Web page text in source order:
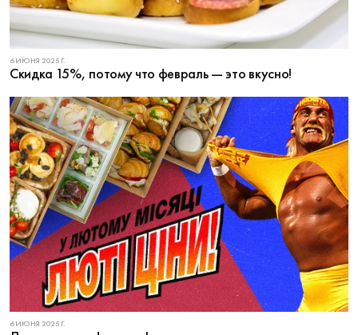
6 ИЮНЯ 2025 Г.
Скидка 15%, потому что февраль — это вкусно!
6 ИЮНЯ 2025 Г.